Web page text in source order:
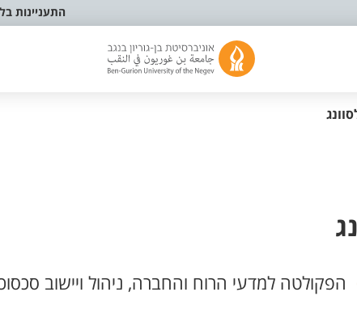
התעניינות
הפקולטה למדעי הרוח והחברה, ניהול ויישוב